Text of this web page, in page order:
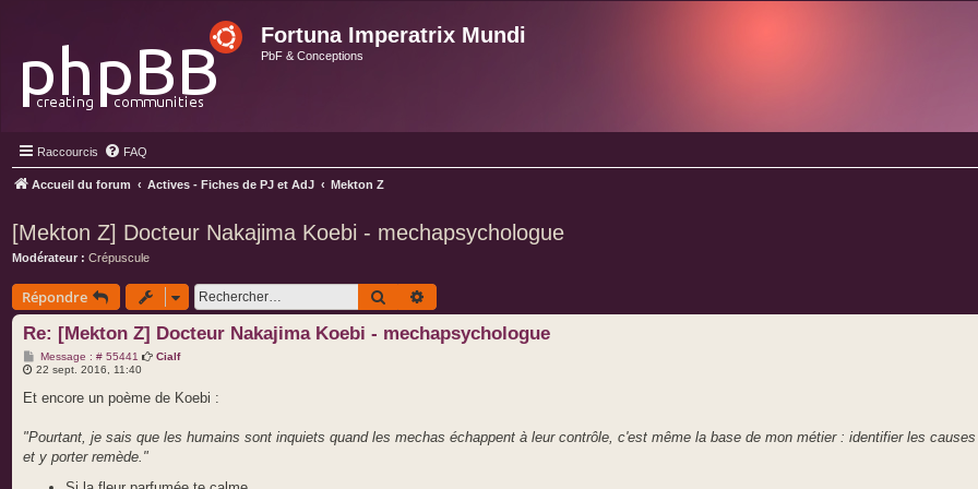
Fortuna Imperatrix Mundi
PbF & Conceptions
Raccourcis FAQ
Accueil du forum Actives - Fiches de PJ et AdJ Mekton Z
[Mekton Z] Docteur Nakajima Koebi - mechapsychologue
Modérateur : Crépuscule
Répondre Rechercher
Re: [Mekton Z] Docteur Nakajima Koebi - mechapsychologue
Message : # 55441 M
e
s
e
Cialf
22 sept. 2016, 11:40
Et encore un poème de Koebi :
"Pourtant, je sais que les humains sont inquiets quand les mechas échappent à leur contrôle, c'est même la base de mon métier : identifier les
et y porter remède."